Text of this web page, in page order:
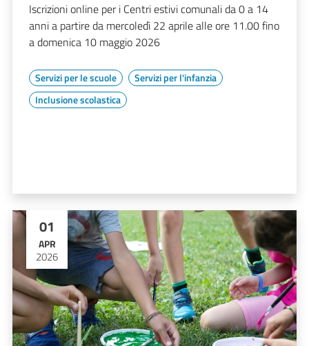
Iscrizioni online per i Centri estivi comunali da 0 a 14
anni a partire da mercoledì 22 aprile alle ore 11.00 fino
a domenica 10 maggio 2026
Servizi per le scuole
Servizi per l'infanzia
Inclusione scolastica
01
APR
2026